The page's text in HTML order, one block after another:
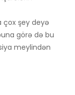
çox şey deyə
görə də bu
meylindən